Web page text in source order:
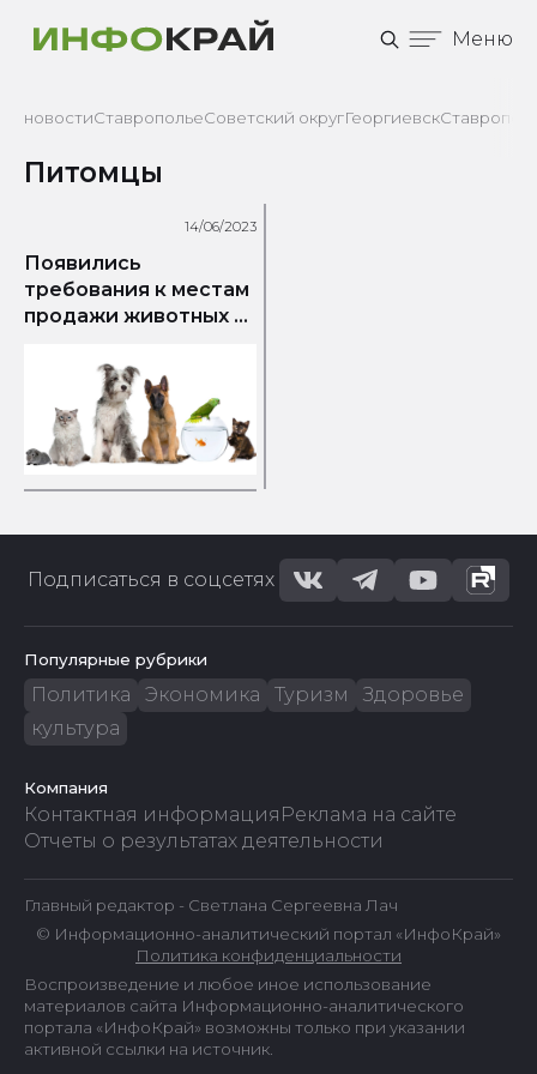
Меню
новостиСтавропольеСоветский округГеоргиевск
Питомцы
14/06/2023
Появились
требования к местам
продажи животных в
Подписаться в соцсетях
Популярные рубрики
Политика Экономика Туризм
Здоровье
культура
Компания
Контактная информация Реклама на сайте
Отчеты о результатах деятельности
Главный редактор - Светлана Сергеевна Лач
© Информационно-аналитический портал «ИнфоКрай»
Политика конфиденциальности
Воспроизведение и любое иное использование
материалов сайта Информационно-аналитического
портала «ИнфоКрай» возможны только при указании
активной ссылки на источник.